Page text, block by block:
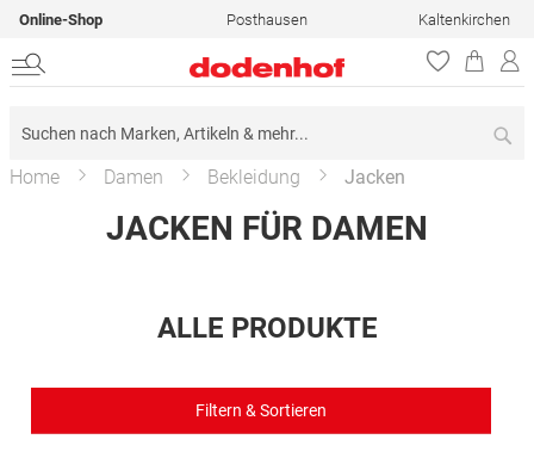
Online-Shop Posthausen Kaltenkirchen
Home Damen Bekleidung Jacken
JACKEN FÜR DAMEN
ALLE PRODUKTE
Filtern & Sortieren